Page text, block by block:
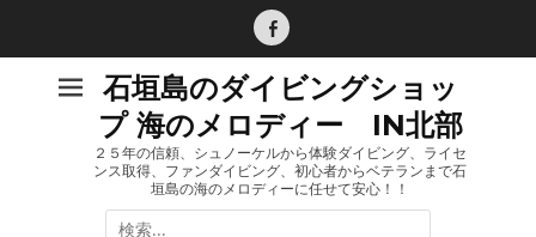
Facebook
石垣島のダイビングショッ
プ 海のメロディー IN北部
２５年の信頼、シュノーケルから体験ダイビング、ライセ
ンス取得、ファンダイビング、初心者からベテランまで石
垣島の海のメロディーに任せて安心！！
検